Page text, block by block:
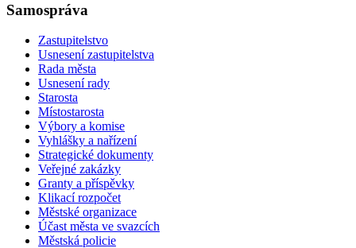
Samospráva
Zastupitelstvo
Usnesení zastupitelstva
Rada města
Usnesení rady
Starosta
Místostarosta
Výbory a komise
Vyhlášky a nařízení
Strategické dokumenty
Veřejné zakázky
Granty a příspěvky
Klikací rozpočet
Městské organizace
Účast města ve svazcích
Městská policie